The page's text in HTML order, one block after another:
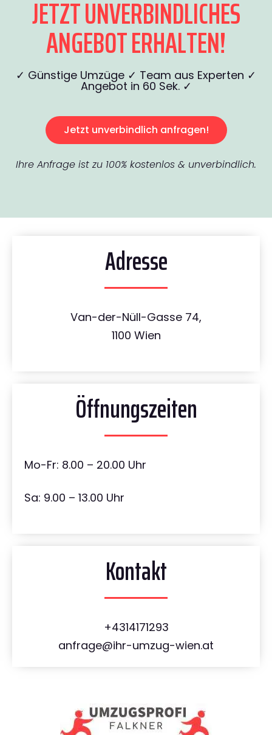
JETZT UNVERBINDLICHES
ANGEBOT ERHALTEN!
✓ Günstige Umzüge ✓ Team aus Experten ✓
Angebot in 60 Sek. ✓
Jetzt unverbindlich anfragen!
Ihre Anfrage ist zu 100% kostenlos & unverbindlich.
Adresse
Van-der-Nüll-Gasse 74,
1100 Wien
Öffnungszeiten
Mo-Fr: 8.00 – 20.00 Uhr
Sa: 9.00 – 13.00 Uhr
Kontakt
+4314171293
anfrage@ihr-umzug-wien.at